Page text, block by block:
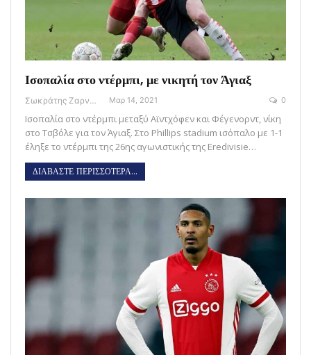
Ισοπαλία στο ντέρμπι, με νικητή τον Άγιαξ
Σωκράτης Ζαρναβέλης Μαρ 14, 2021 0
Ισοπαλία στο ντέρμπι μεταξύ Αϊντχόφεν και Φέγενορντ, νίκη
στο Τσβόλε για τον Άγιαξ. Στο Phillips stadium ισόπαλο με 1-1
έληξε το ντέρμπι της 26ης αγωνιστικής της Eredivisie…
ΔΙΑΒΑΣΤΕ ΠΕΡΙΣΣΟΤΕΡΑ...